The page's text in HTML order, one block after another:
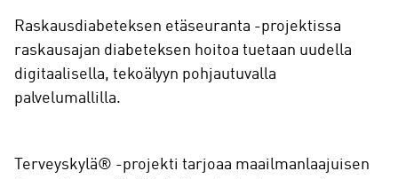
Raskausdiabeteksen etäseuranta -projektissa
raskausajan diabeteksen hoitoa tuetaan uudella
digitaalisella, tekoälyyn pohjautuvalla
palvelumallilla.
Terveyskylä® -projekti tarjoaa maailmanlaajuisen